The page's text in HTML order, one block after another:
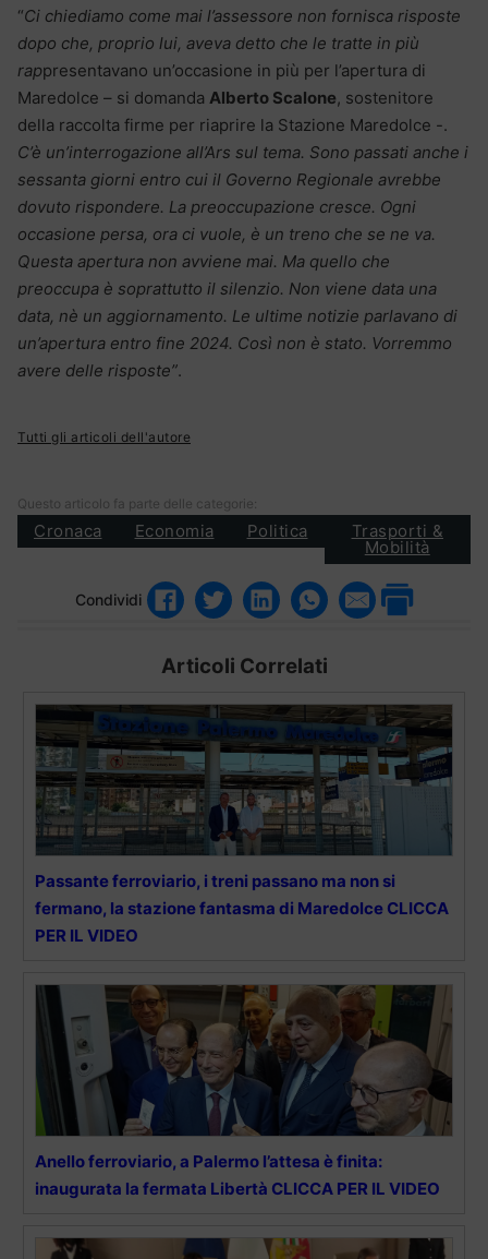
“Ci chiediamo come mai l’assessore non fornisca risposte
dopo che, proprio lui, aveva detto che le tratte in più
rappresentavano un’occasione in più per l’apertura di
Maredolce – si domanda Alberto Scalone, sostenitore
della raccolta firme per riaprire la Stazione Maredolce -.
C’è un’interrogazione all’Ars sul tema. Sono passati anche i
sessanta giorni entro cui il Governo Regionale avrebbe
dovuto rispondere. La preoccupazione cresce. Ogni
occasione persa, ora ci vuole, è un treno che se ne va.
Questa apertura non avviene mai. Ma quello che
preoccupa è soprattutto il silenzio. Non viene data una
data, nè un aggiornamento. Le ultime notizie parlavano di
un’apertura entro fine 2024. Così non è stato. Vorremmo
avere delle risposte”.
Tutti gli articoli dell'autore
Questo articolo fa parte delle categorie:
Cronaca Economia Politica Trasporti &
Mobilità
Condividi
Articoli Correlati
Passante ferroviario, i treni passano ma non si
fermano, la stazione fantasma di Maredolce CLICCA
PER IL VIDEO
Anello ferroviario, a Palermo l’attesa è finita:
inaugurata la fermata Libertà CLICCA PER IL VIDEO